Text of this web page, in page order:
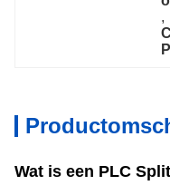
,
Wat is een PLC